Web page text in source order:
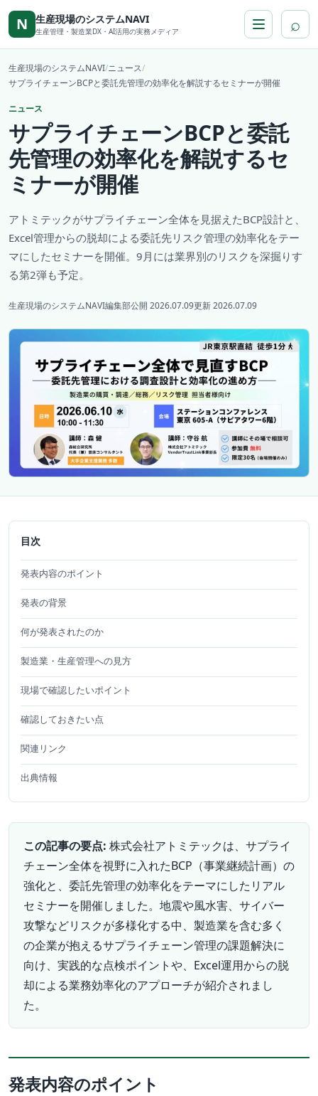
本文へ移動
N 生産現場のシステムNAVI
生産管理・製造業DX・AI活用の実務メディア ⌕
生産現場のシステムNAVI/ニュース/
サプライチェーンBCPと委託先管理の効率化を解説するセミナーが開催
ニュース
サプライチェーンBCPと委託
先管理の効率化を解説するセ
ミナーが開催
アトミテックがサプライチェーン全体を見据えたBCP設計と、
Excel管理からの脱却による委託先リスク管理の効率化をテー
マにしたセミナーを開催。9月には業界別のリスクを深掘りす
る第2弾も予定。
生産現場のシステムNAVI編集部公開 2026.07.09更新 2026.07.09
目次
発表内容のポイント
発表の背景
何が発表されたのか
製造業・生産管理への見方
現場で確認したいポイント
確認しておきたい点
関連リンク
出典情報
この記事の要点: 株式会社アトミテックは、サプライ
チェーン全体を視野に入れたBCP（事業継続計画）の
強化と、委託先管理の効率化をテーマにしたリアル
セミナーを開催しました。地震や風水害、サイバー
攻撃などリスクが多様化する中、製造業を含む多く
の企業が抱えるサプライチェーン管理の課題解決に
向け、実践的な点検ポイントや、Excel運用からの脱
却による業務効率化のアプローチが紹介されまし
た。
発表内容のポイント